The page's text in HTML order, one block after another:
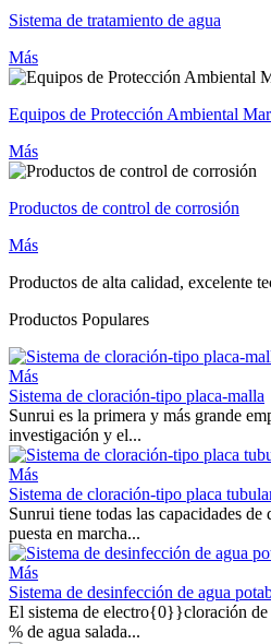
Sistema de tratamiento de agua
Más
Equipos de Protección Ambiental
Más
Productos de control de corrosión
Más
Productos de alta calidad, excelente
Productos Populares
Más
Sistema de cloración-tipo placa-malla
Sunrui es la primera y más grande
investigación y el...
Más
Sistema de cloración-tipo placa
Sunrui tiene todas las capacidades
puesta en marcha...
Más
Sistema de desinfección de agua
El sistema de electro{0}}cloración de
% de agua salada...